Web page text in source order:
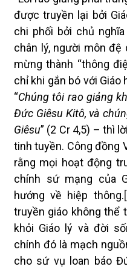
được truyền lại bởi
chi phối bởi chủ
chân lý, người môn đệ
mừng thành “thông
chỉ khi gắn bó với Giáo
“Chúng tôi rao giảng
Đức Giêsu Kitô, và
Giêsu” (2 Cr 4,5) – thì
tinh tuyền. Công đồng
rằng mọi hoạt động
chính sứ mạng của
hướng về hiệp thông.
truyền giáo không thể
khỏi Giáo lý và đời
chính đó là mạch
cho sứ vụ loan báo